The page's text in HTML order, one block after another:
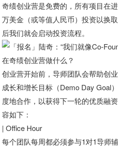
奇绩创业营是免费的，所有项目在
万美金（或等值人民币）投资以换
后我们就会启动投资流程。
在奇绩创业营做什么？
创业营开始前，导师团队会帮助创
成长和增长目标（Demo Day Goal
度地合作，以获得下一轮的优质融
容如下：
| Office Hour
每个团队每周都必须参与1对1导师